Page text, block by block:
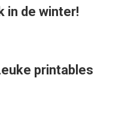
in de winter!
printables